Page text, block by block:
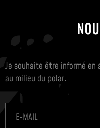
Je souhaite être informé
au milieu du polar.